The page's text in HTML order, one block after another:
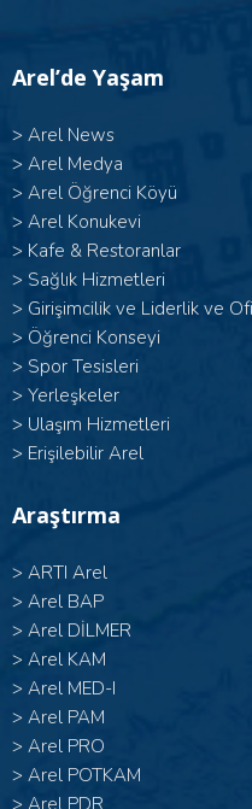
Arel’de Yaşam
> Arel News
> Arel Medya
> Arel Öğrenci Köyü
> Arel Konukevi
> Kafe & Restoranlar
> Sağlık Hizmetleri
> Girişimcilik ve Liderlik ve
> Öğrenci Konseyi
> Spor Tesisleri
> Yerleşkeler
> Ulaşım Hizmetleri
> Erişilebilir Arel
Araştırma
> ARTI Arel
> Arel BAP
> Arel DİLMER
> Arel KAM
> Arel MED-I
> Arel PAM
> Arel PRO
> Arel POTKAM
> Arel PDR